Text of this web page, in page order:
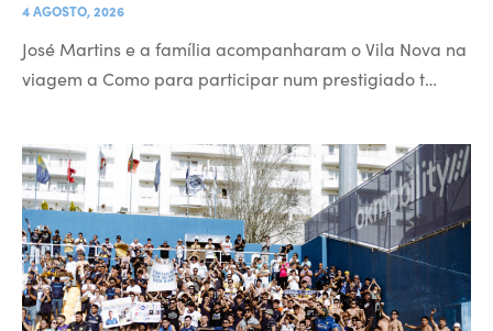
4 AGOSTO, 2026
José Martins e a família acompanharam o Vila Nova na
viagem a Como para participar num prestigiado t…